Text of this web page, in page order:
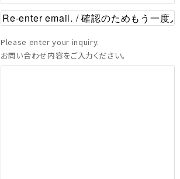
Please enter your inquiry.
お問い合わせ内容をご入力ください。